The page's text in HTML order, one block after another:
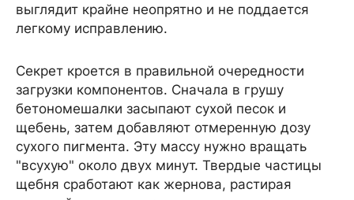
выглядит крайне неопрятно и не поддается
легкому исправлению.
Секрет кроется в правильной очередности
загрузки компонентов. Сначала в грушу
бетономешалки засыпают сухой песок и
щебень, затем добавляют отмеренную дозу
сухого пигмента. Эту массу нужно вращать
"всухую" около двух минут. Твердые частицы
щебня сработают как жернова, растирая